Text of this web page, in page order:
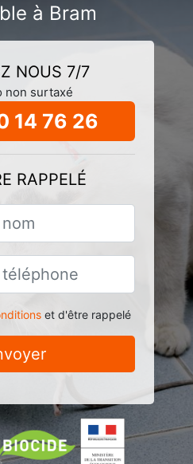
à Bram
NOUS 7/7
non surtaxé
14 76 26
RAPPELÉ
et d'être rappelé